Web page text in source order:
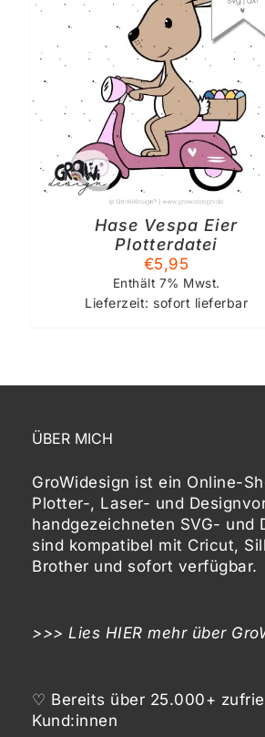
Hase Vespa Eier
Plotterdatei
€5,95
Enthält 7% Mwst.
Lieferzeit: sofort lieferbar
IN DEN WARENKORB
DETAILS
ÜBER MICH
GroWidesign ist ein Online-
Plotter-, Laser- und
handgezeichneten SVG- und
sind kompatibel mit Cricut,
Brother und sofort verfügbar.
>>> Lies HIER mehr über
♡ Bereits über 25.000+
Kund:innen